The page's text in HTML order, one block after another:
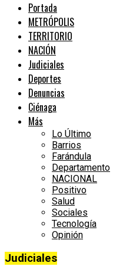
Portada
METRÓPOLIS
TERRITORIO
NACIÓN
Judiciales
Deportes
Denuncias
Ciénaga
Más
Lo Último
Barrios
Farándula
Departamento
NACIONAL
Positivo
Salud
Sociales
Tecnología
Opinión
Judiciales